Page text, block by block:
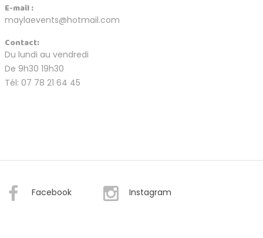
E-mail :
maylaevents@hotmail.com
Contact:
Du lundi au vendredi
De 9h30 19h30
Tél: 07 78 21 64 45
Facebook Instagram